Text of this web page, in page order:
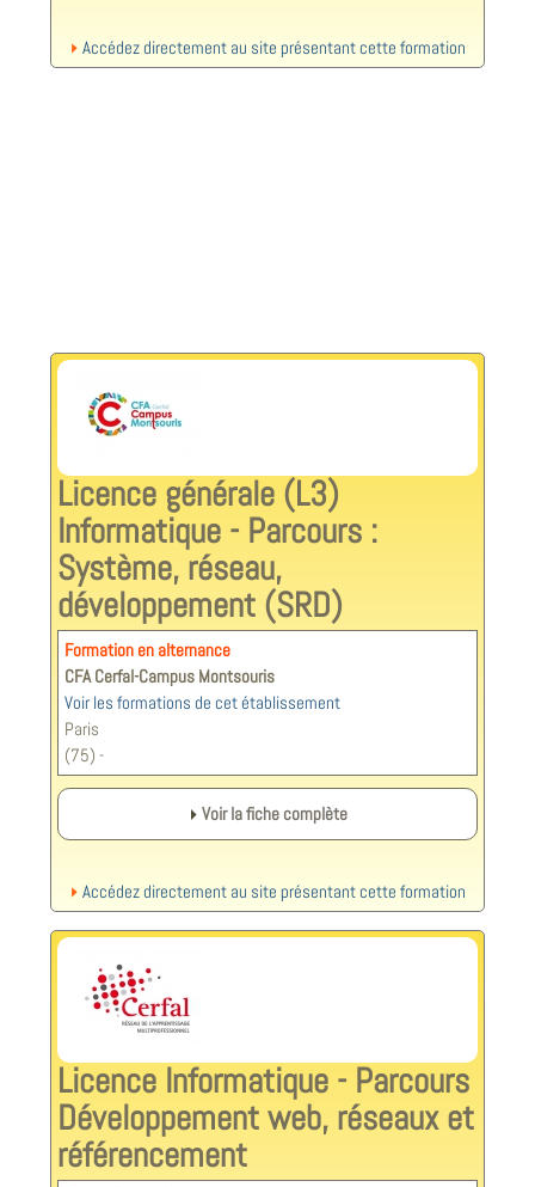
Accédez directement au site présentant cette formation
Licence générale (L3)
Informatique - Parcours :
Système, réseau,
développement (SRD)
Formation en alternance
CFA Cerfal-Campus Montsouris
Voir les formations de cet établissement
Paris
(75) -
Voir la fiche complète
Accédez directement au site présentant cette formation
Licence Informatique - Parcours
Développement web, réseaux et
référencement